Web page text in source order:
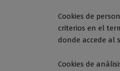
Cookies de
criterios en el
donde accede al
Cookies de